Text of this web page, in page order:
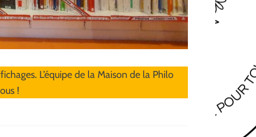
L’équipe de la Maison de la Philo
!